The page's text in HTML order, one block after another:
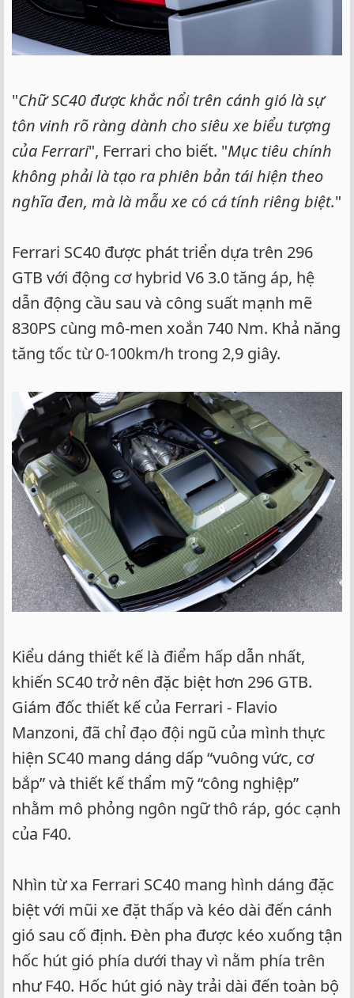
"Chữ SC40 được khắc nổi trên cánh gió là sự
tôn vinh rõ ràng dành cho siêu xe biểu tượng
của Ferrari", Ferrari cho biết. "Mục tiêu chính
không phải là tạo ra phiên bản tái hiện theo
nghĩa đen, mà là mẫu xe có cá tính riêng biệt."
Ferrari SC40 được phát triển dựa trên 296
GTB với động cơ hybrid V6 3.0 tăng áp, hệ
dẫn động cầu sau và công suất mạnh mẽ
830PS cùng mô-men xoắn 740 Nm. Khả năng
tăng tốc từ 0-100km/h trong 2,9 giây.
Kiểu dáng thiết kế là điểm hấp dẫn nhất,
khiến SC40 trở nên đặc biệt hơn 296 GTB.
Giám đốc thiết kế của Ferrari - Flavio
Manzoni, đã chỉ đạo đội ngũ của mình thực
hiện SC40 mang dáng dấp “vuông vức, cơ
bắp” và thiết kế thẩm mỹ “công nghiệp”
nhằm mô phỏng ngôn ngữ thô ráp, góc cạnh
của F40.
Nhìn từ xa Ferrari SC40 mang hình dáng đặc
biệt với mũi xe đặt thấp và kéo dài đến cánh
gió sau cố định. Đèn pha được kéo xuống tận
hốc hút gió phía dưới thay vì nằm phía trên
như F40. Hốc hút gió này trải dài đến toàn bộ